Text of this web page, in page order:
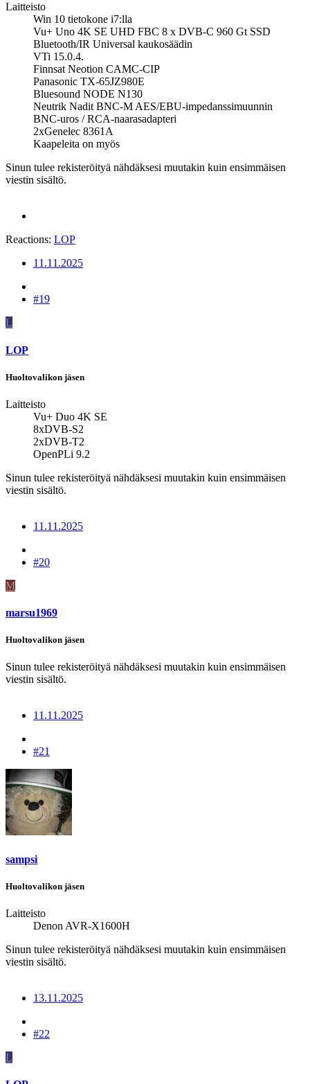
Laitteisto
Win 10 tietokone i7:lla
Vu+ Uno 4K SE UHD FBC 8 x DVB-C 960 Gt SSD
Bluetooth/IR Universal kaukosäädin
VTi 15.0.4.
Finnsat Neotion CAMC-CIP
Panasonic TX-65JZ980E
Bluesound NODE N130
Neutrik Nadit BNC-M AES/EBU-impedanssimuunnin
BNC-uros / RCA-naarasadapteri
2xGenelec 8361A
Kaapeleita on myös
Sinun tulee rekisteröityä nähdäksesi muutakin kuin ensimmäisen
viestin sisältö.
Reactions: LOP
11.11.2025
#19
L
LOP
Huoltovalikon jäsen
Laitteisto
Vu+ Duo 4K SE
8xDVB-S2
2xDVB-T2
OpenPLi 9.2
Sinun tulee rekisteröityä nähdäksesi muutakin kuin ensimmäisen
viestin sisältö.
11.11.2025
#20
M
marsu1969
Huoltovalikon jäsen
Sinun tulee rekisteröityä nähdäksesi muutakin kuin ensimmäisen
viestin sisältö.
11.11.2025
#21
sampsi
Huoltovalikon jäsen
Laitteisto
Denon AVR-X1600H
Sinun tulee rekisteröityä nähdäksesi muutakin kuin ensimmäisen
viestin sisältö.
13.11.2025
#22
L